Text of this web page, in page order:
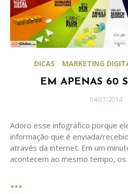
DICAS MARKETING
EM APENAS 60
Posted
04/07/2014
Adoro esse infográfico porque
informação que é enviada/
através da internet. Em um
acontecem ao mesmo tempo, os